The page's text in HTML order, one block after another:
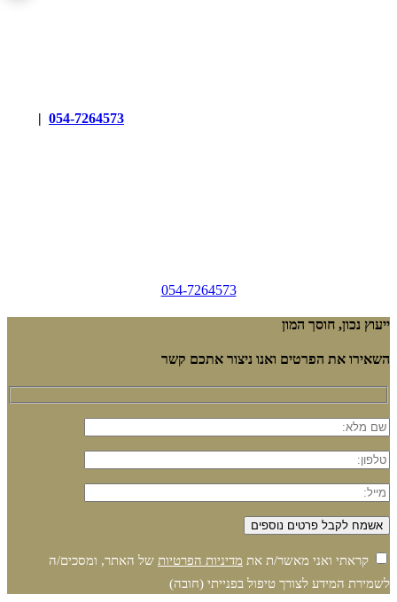
054-7264573
|
054-7264573
ייעוץ נכון, חוסך המון
השאירו את הפרטים ואנו ניצור אתכם קשר
קראתי ואני מאשר/ת את מדיניות הפרטיות של האתר, ומסכים/ה
לשמירת המידע לצורך טיפול בפנייתי (חובה)